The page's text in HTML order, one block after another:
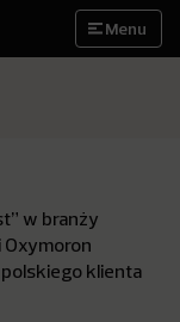
Menu
w branży
Oxymoron
klienta